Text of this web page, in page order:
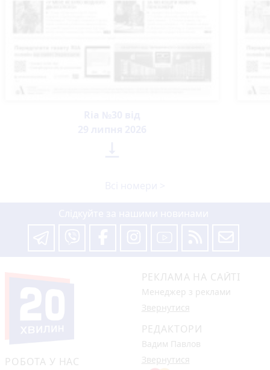
РОБОТА У НАС
РЕКЛАМА НА САЙТІ
Менеджер з реклами
Звернутися
РЕДАКТОРИ
Вадим Павлов
Звернутися